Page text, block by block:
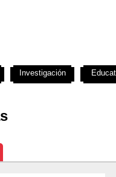
Investigación